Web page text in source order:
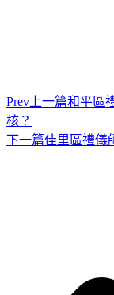
Prev 上一篇和平區
核？
下一篇佳里區禮儀